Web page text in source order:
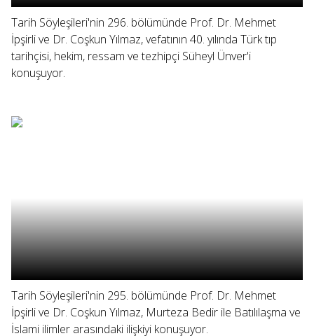
Tarih Söyleşileri'nin 296. bölümünde Prof. Dr. Mehmet
İpşirli ve Dr. Coşkun Yılmaz, vefatının 40. yılında Türk tıp
tarihçisi, hekim, ressam ve tezhipçi Süheyl Ünver'i
konuşuyor.
Tarih Söyleşileri'nin 295. bölümünde Prof. Dr. Mehmet
İpşirli ve Dr. Coşkun Yılmaz, Murteza Bedir ile Batılılaşma ve
İslami ilimler arasındaki ilişkiyi konuşuyor.